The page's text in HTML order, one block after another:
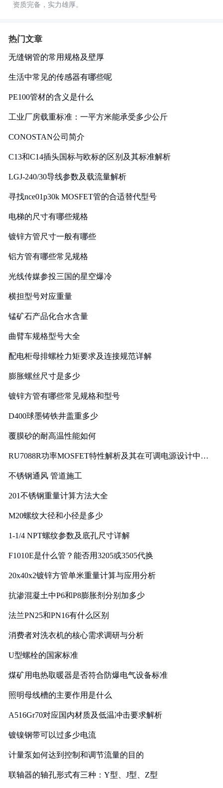
资质完备，实力雄厚。
热门文章
无缝钢管的常用规格及壁厚
生活中常见的传感器有哪些呢
PE100管材的含义是什么
工业厂房载重标准：一平方米能承受多少公斤
CONOSTAN公司简介
C13和C14插头国标与欧标的区别及其标准解析
LGJ-240/30导线参数及载流量解析
寻找nce01p30k MOSFET管的合适替代型号
电梯的尺寸有哪些规格
镀锌方管尺寸一般有哪些
铝方管有哪些常见规格
光线传媒参投三国的星空爆冷
横担型号对应重量
锰矿石产品化合水含量
曲臂车规格型号大全
配电柜母排螺栓力矩要求及连接规范详解
膨胀螺丝尺寸是多少
镀锌方管有哪些常见规格和型号
D400球墨铸铁井盖重多少
覆膜砂的耐高温性能如何
RU7088R功率MOSFET特性解析及其在可调电源设计中的
不锈钢通风 管道施工
201不锈钢重量计算方法大全
M20螺纹大径和小径是多少
1-1/4 NPT螺纹参数及底孔尺寸详解
F1010E是什么管？能否用3205或3505代换
20x40x2镀锌方管单米重量计算与应用分析
抗渗混凝土中P6和P8膨胀剂分别加多少
法兰PN25和PN16有什么区别
消费者对洗衣机的核心需求调研与分析
U型螺栓的国家标准
煤矿用电热取暖器是否符合防爆电气设备标准
照明母线槽的主要作用是什么
A516Gr70对应国内材质及低温冲击要求解析
镀镍钢带可以过多少电流
计量泵如何达到控制和调节流量的目的
联轴器的轴孔形式有三种：Y型、J型、Z型